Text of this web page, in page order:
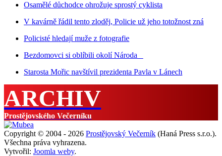
Osamělé důchodce ohrožuje sprostý cyklista
V kavárně řádil tento zloděj, Policie už jeho totožnost zná
Policisté hledají muže z fotografie
Bezdomovci si oblíbili okolí Národa
Starosta Mořic navštívil prezidenta Pavla v Lánech
ARCHIV
Prostějovského Večerníku
Copyright © 2004 - 2026 Prostějovský Večerník (Haná Press s.r.o.).
Všechna práva vyhrazena.
Vytvořil: Joomla weby.